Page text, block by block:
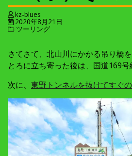
kz-blues
2020年8月21日
ツーリング
さてさて、北山川にかかる吊り橋
とろに立ち寄った後は、国道169号
次に、 東野トンネルを抜けてすぐ